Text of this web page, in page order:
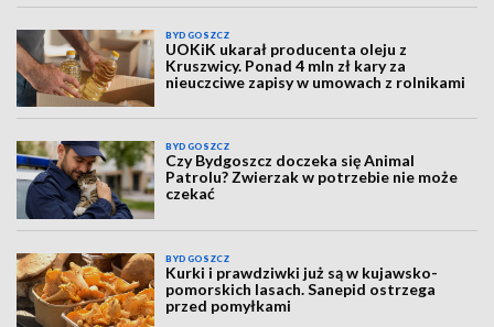
BYDGOSZCZ
UOKiK ukarał producenta oleju z
Kruszwicy. Ponad 4 mln zł kary za
nieuczciwe zapisy w umowach z rolnikami
BYDGOSZCZ
Czy Bydgoszcz doczeka się Animal
Patrolu? Zwierzak w potrzebie nie może
czekać
BYDGOSZCZ
Kurki i prawdziwki już są w kujawsko-
pomorskich lasach. Sanepid ostrzega
przed pomyłkami